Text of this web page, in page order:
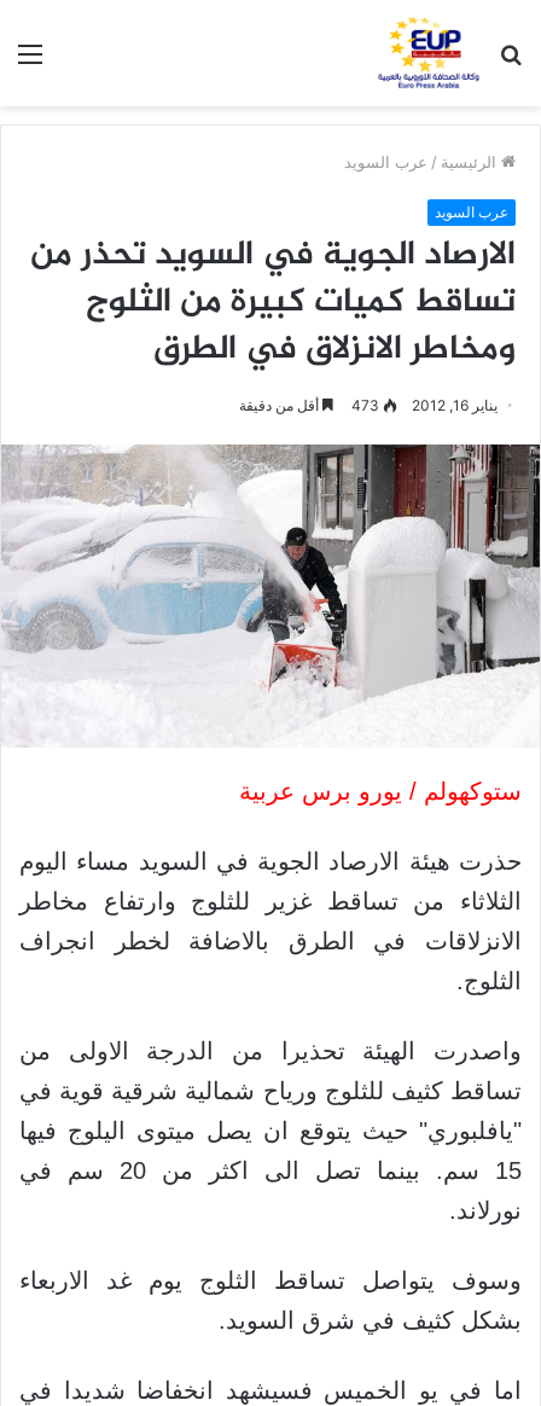
عن
الرئيسية / عرب السويد
عرب السويد
الارصاد الجوية في السويد تحذر من
تساقط كميات كبيرة من الثلوج
ومخاطر الانزلاق في الطرق
يناير 16, 2012 473 أقل من دقيقة
ستوكهولم / يورو برس عربية
حذرت هيئة الارصاد الجوية في السويد مساء اليوم
الثلاثاء من تساقط غزير للثلوج وارتفاع مخاطر
الانزلاقات في الطرق بالاضافة لخطر انجراف
الثلوج.
واصدرت الهيئة تحذيرا من الدرجة الاولى من
تساقط كثيف للثلوج ورياح شمالية شرقية قوية في
"يافلبوري" حيث يتوقع ان يصل ميتوى اليلوج فيها
15 سم. بينما تصل الى اكثر من 20 سم في
نورلاند.
وسوف يتواصل تساقط الثلوج يوم غد الاربعاء
بشكل كثيف في شرق السويد.
اما في يو الخميس فسيشهد انخفاضا شديدا في